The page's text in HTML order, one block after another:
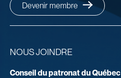
NOUS JOINDRE
Conseil du patronat du Québec
Devenir membre